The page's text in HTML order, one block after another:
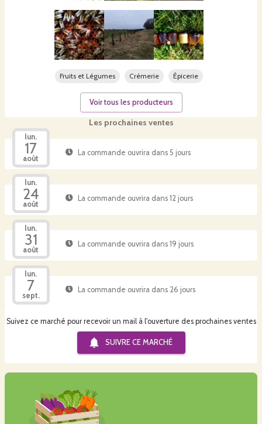
Les prochaines ventes
lun.
17
août
La commande ouvrira dans 5 jours
lun.
24
août
La commande ouvrira dans 12 jours
lun.
31
août
La commande ouvrira dans 19 jours
lun.
7
sept.
La commande ouvrira dans 26 jours
Suivez ce marché pour recevoir un mail à l'ouverture des prochaines ventes
SUIVRE CE MARCHÉ
Fruits et Légumes Crèmerie Épicerie
Voir tous les producteurs